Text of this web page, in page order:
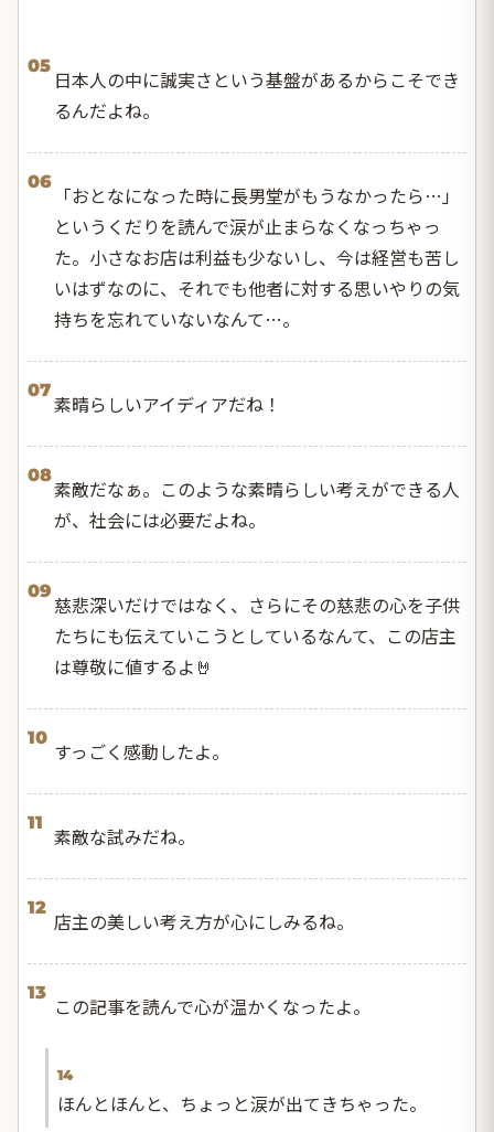
05
日本人の中に誠実さという基盤があるからこそでき
るんだよね。
06
「おとなになった時に長男堂がもうなかったら…」
というくだりを読んで涙が止まらなくなっちゃっ
た。小さなお店は利益も少ないし、今は経営も苦し
いはずなのに、それでも他者に対する思いやりの気
持ちを忘れていないなんて…。
07
素晴らしいアイディアだね！
08
素敵だなぁ。このような素晴らしい考えができる人
が、社会には必要だよね。
09
慈悲深いだけではなく、さらにその慈悲の心を子供
たちにも伝えていこうとしているなんて、この店主
は尊敬に値するよ🤘
10
すっごく感動したよ。
11
素敵な試みだね。
12
店主の美しい考え方が心にしみるね。
13
この記事を読んで心が温かくなったよ。
14
ほんとほんと、ちょっと涙が出てきちゃった。